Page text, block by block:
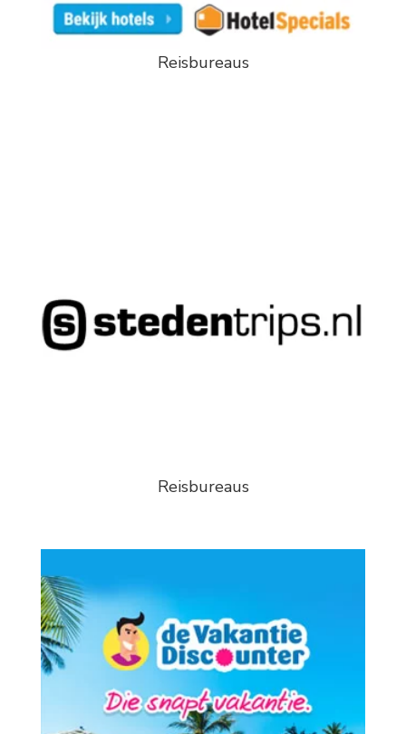
Reisbureaus
Reisbureaus